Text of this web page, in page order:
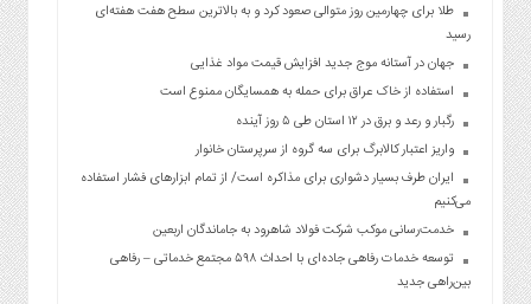
طلا برای چهارمین روز متوالی صعود کرد و به بالاترین سطح هفت هفته‌ای
رسید
جهان در آستانه موج جدید افزایش قیمت مواد غذایی
استفاده از خاک عراق برای حمله به همسایگان ممنوع است
رگبار و رعد و برق در ۱۲ استان طی ۵ روز آینده
واریز اعتبار کالابرگ برای سه گروه از سرپرستان خانوار
ایران طرف بسیار دشواری برای مذاکره است/ از تمام ابزارهای فشار استفاده
می‌کنیم
خدمت‌رسانی موکب شرکت فولاد شاهرود به جاماندگان اربعین
توسعه خدمات رفاهی جاده‌ای با احداث ۵۹۸ مجتمع خدماتی – رفاهی
بین‌راهی جدید